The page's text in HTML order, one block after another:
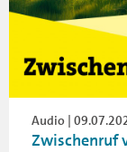
Audio |
Zwischenruf